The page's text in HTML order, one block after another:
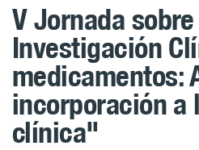
V Jornada sobre
Investigación
medicamentos:
incorporación a
clínica"